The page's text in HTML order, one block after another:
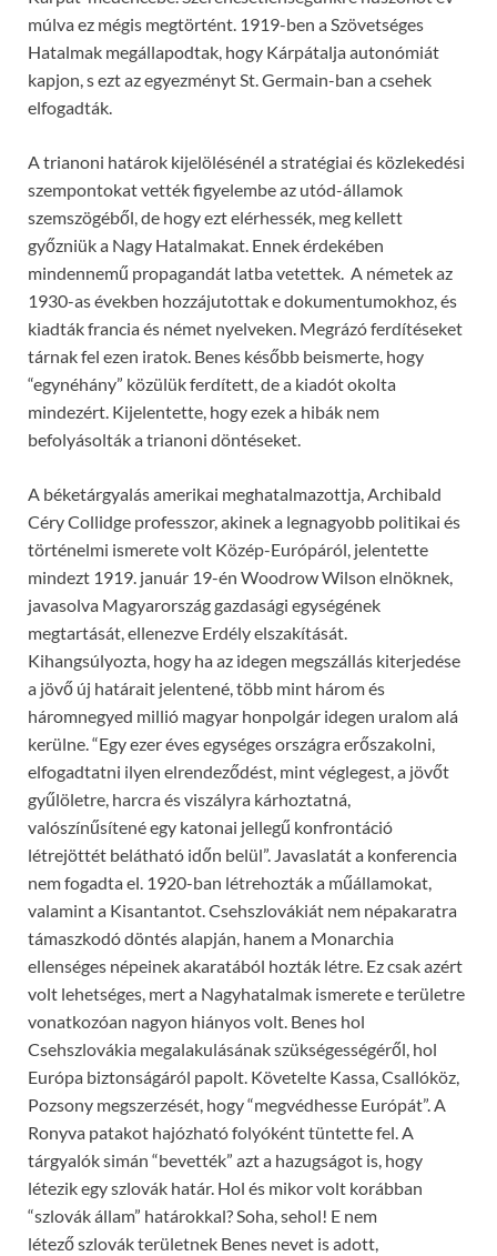
múlva ez mégis megtörtént. 1919-ben a Szövetséges
Hatalmak megállapodtak, hogy Kárpátalja autonómiát
kapjon, s ezt az egyezményt St. Germain-ban a csehek
elfogadták.
A trianoni határok kijelölésénél a stratégiai és közlekedési
szempontokat vették figyelembe az utód-államok
szemszögéből, de hogy ezt elérhessék, meg kellett
győzniük a Nagy Hatalmakat. Ennek érdekében
mindennemű propagandát latba vetettek. A németek az
1930-as években hozzájutottak e dokumentumokhoz, és
kiadták francia és német nyelveken. Megrázó ferdítéseket
tárnak fel ezen iratok. Benes később beismerte, hogy
“egynéhány” közülük ferdített, de a kiadót okolta
mindezért. Kijelentette, hogy ezek a hibák nem
befolyásolták a trianoni döntéseket.
A béketárgyalás amerikai meghatalmazottja, Archibald
Céry Collidge professzor, akinek a legnagyobb politikai és
történelmi ismerete volt Közép-Európáról, jelentette
mindezt 1919. január 19-én Woodrow Wilson elnöknek,
javasolva Magyarország gazdasági egységének
megtartását, ellenezve Erdély elszakítását.
Kihangsúlyozta, hogy ha az idegen megszállás kiterjedése
a jövő új határait jelentené, több mint három és
háromnegyed millió magyar honpolgár idegen uralom alá
kerülne. “Egy ezer éves egységes országra erőszakolni,
elfogadtatni ilyen elrendeződést, mint véglegest, a jövőt
gyűlöletre, harcra és viszályra kárhoztatná,
valószínűsítené egy katonai jellegű konfrontáció
létrejöttét belátható időn belül”. Javaslatát a konferencia
nem fogadta el. 1920-ban létrehozták a műállamokat,
valamint a Kisantantot. Csehszlovákiát nem népakaratra
támaszkodó döntés alapján, hanem a Monarchia
ellenséges népeinek akaratából hozták létre. Ez csak azért
volt lehetséges, mert a Nagyhatalmak ismerete e területre
vonatkozóan nagyon hiányos volt. Benes hol
Csehszlovákia megalakulásának szükségességéről, hol
Európa biztonságáról papolt. Követelte Kassa, Csallóköz,
Pozsony megszerzését, hogy “megvédhesse Európát”. A
Ronyva patakot hajózható folyóként tüntette fel. A
tárgyalók simán “bevették” azt a hazugságot is, hogy
létezik egy szlovák határ. Hol és mikor volt korábban
“szlovák állam” határokkal? Soha, sehol! E nem
létező szlovák területnek Benes nevet is adott,